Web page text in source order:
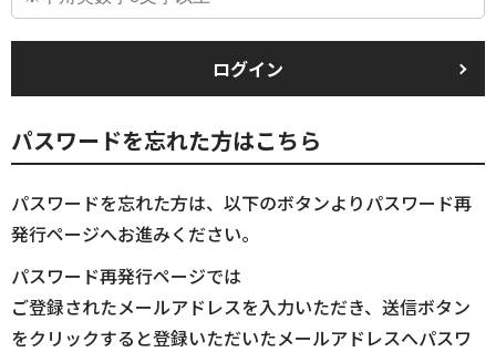
ログイン
パスワードを忘れた方はこちら
パスワードを忘れた方は、以下のボタンよりパスワード再
発行ページへお進みください。
パスワード再発行ページでは
ご登録されたメールアドレスを入力いただき、送信ボタン
をクリックすると登録いただいたメールアドレスへパスワ